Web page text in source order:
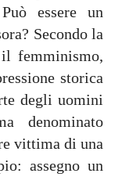
essere un
Secondo la
femminismo,
storica
degli uomini
denominato
vittima di una
assegno un